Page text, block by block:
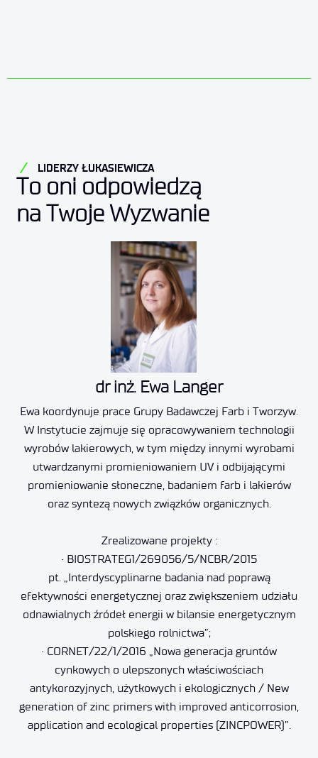
LIDERZY ŁUKASIEWICZA
To oni odpowiedzą
na Twoje Wyzwanie
dr inż. Ewa Langer
Ewa koordynuje prace Grupy Badawczej Farb i Tworzyw.
W Instytucie zajmuje się opracowywaniem technologii
wyrobów lakierowych, w tym między innymi wyrobami
utwardzanymi promieniowaniem UV i odbijającymi
promieniowanie słoneczne, badaniem farb i lakierów
oraz syntezą nowych związków organicznych.
Zrealizowane projekty :
• BIOSTRATEG1/269056/5/NCBR/2015
pt. „Interdyscyplinarne badania nad poprawą
efektywności energetycznej oraz zwiększeniem udziału
odnawialnych źródeł energii w bilansie energetycznym
polskiego rolnictwa”;
• CORNET/22/1/2016 „Nowa generacja gruntów
cynkowych o ulepszonych właściwościach
antykorozyjnych, użytkowych i ekologicznych / New
generation of zinc primers with improved anticorrosion,
application and ecological properties (ZINCPOWER)”.